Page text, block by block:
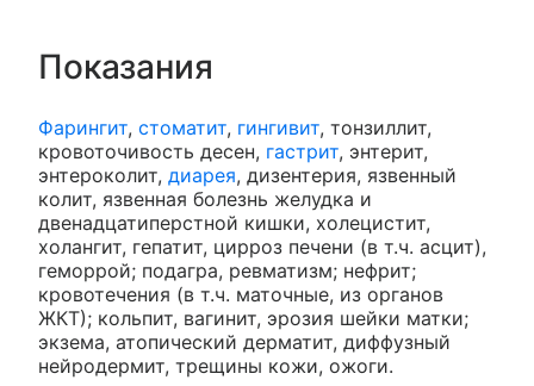
Показания
Фарингит, стоматит, гингивит, тонзиллит,
кровоточивость десен, гастрит, энтерит,
энтероколит, диарея, дизентерия, язвенный
колит, язвенная болезнь желудка и
двенадцатиперстной кишки, холецистит,
холангит, гепатит, цирроз печени (в т.ч. асцит),
геморрой; подагра, ревматизм; нефрит;
кровотечения (в т.ч. маточные, из органов
ЖКТ); кольпит, вагинит, эрозия шейки матки;
экзема, атопический дерматит, диффузный
нейродермит, трещины кожи, ожоги.